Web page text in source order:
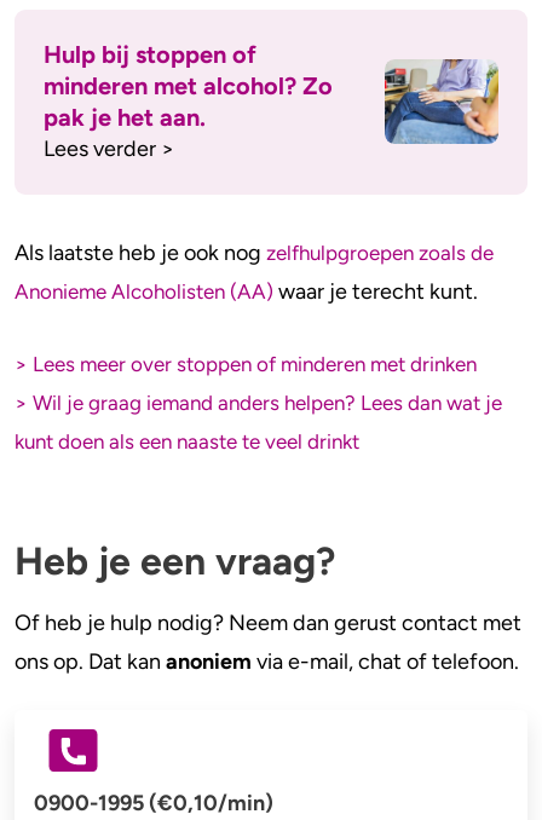
Hulp bij stoppen of
minderen met alcohol? Zo
pak je het aan.
Lees verder >
Als laatste heb je ook nog zelfhulpgroepen zoals de
Anonieme Alcoholisten (AA) waar je terecht kunt.
> Lees meer over stoppen of minderen met drinken
> Wil je graag iemand anders helpen? Lees dan wat je
kunt doen als een naaste te veel drinkt
Heb je een vraag?
Of heb je hulp nodig? Neem dan gerust contact met
ons op. Dat kan anoniem via e-mail, chat of telefoon.
0900-1995(€0,10/min)